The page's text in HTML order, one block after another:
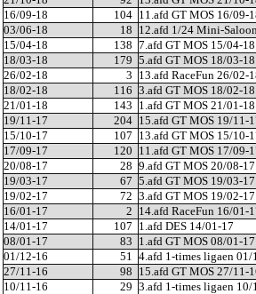
16/09-18
104 11.afd GT MOS 16/09-
03/06-18
18 12.afd 1/24 Mini-
15/04-18
138 7.afd GT MOS 15/04-18
18/03-18
179 5.afd GT MOS 18/03-18
26/02-18
3 13.afd RaceFun 26/02-
18/02-18
116 3.afd GT MOS 18/02-18
21/01-18
143 1.afd GT MOS 21/01-18
19/11-17
204 15.afd GT MOS 19/11-
15/10-17
107 13.afd GT MOS 15/10-
17/09-17
120 11.afd GT MOS 17/09-
20/08-17
28 9.afd GT MOS 20/08-17
19/03-17
67 5.afd GT MOS 19/03-17
19/02-17
72 3.afd GT MOS 19/02-17
16/01-17
2 14.afd RaceFun 16/01-
14/01-17
107 1.afd DES 14/01-17
08/01-17
83 1.afd GT MOS 08/01-17
01/12-16
51 4.afd 1-times ligaen 01/
27/11-16
98 15.afd GT MOS 27/11-
10/11-16
29 3.afd 1-times ligaen 10/